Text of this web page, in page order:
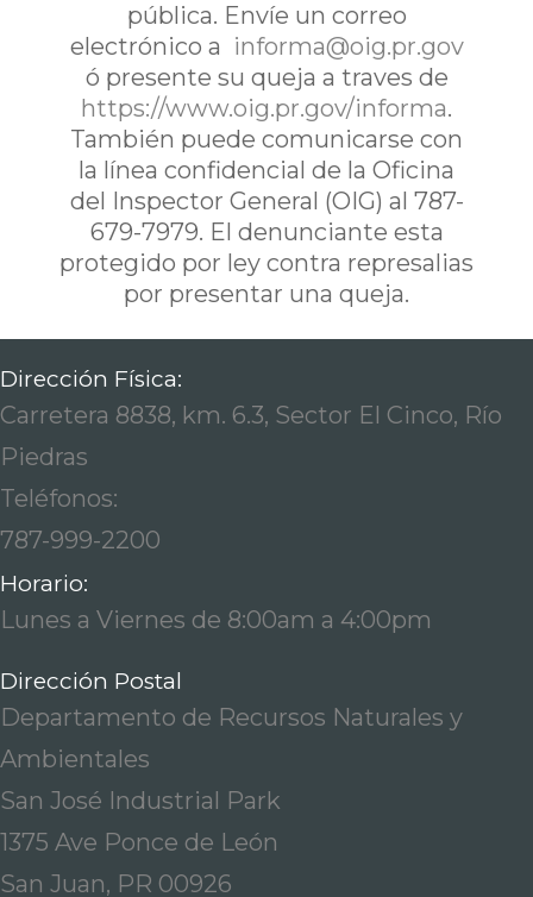
pública. Envíe un correo
electrónico a informa@oig.pr.gov
ó presente su queja a traves de
https://www.oig.pr.gov/informa.
También puede comunicarse con
la línea confidencial de la Oficina
del Inspector General (OIG) al 787-
679-7979. El denunciante esta
protegido por ley contra represalias
por presentar una queja.
Dirección Física:
Carretera 8838, km. 6.3, Sector El Cinco, Río
Piedras
Teléfonos:
787-999-2200
Horario:
Lunes a Viernes de 8:00am a 4:00pm
Dirección Postal
Departamento de Recursos Naturales y
Ambientales
San José Industrial Park
1375 Ave Ponce de León
San Juan, PR 00926